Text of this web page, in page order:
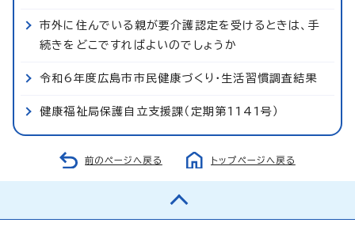
市外に住んでいる親が要介護認定を受けるときは、手
続きをどこですればよいのでしょうか
令和6年度広島市市民健康づくり・生活習慣調査結果
健康福祉局保護自立支援課（定期第1141号）
前のページへ戻る トップページへ戻る